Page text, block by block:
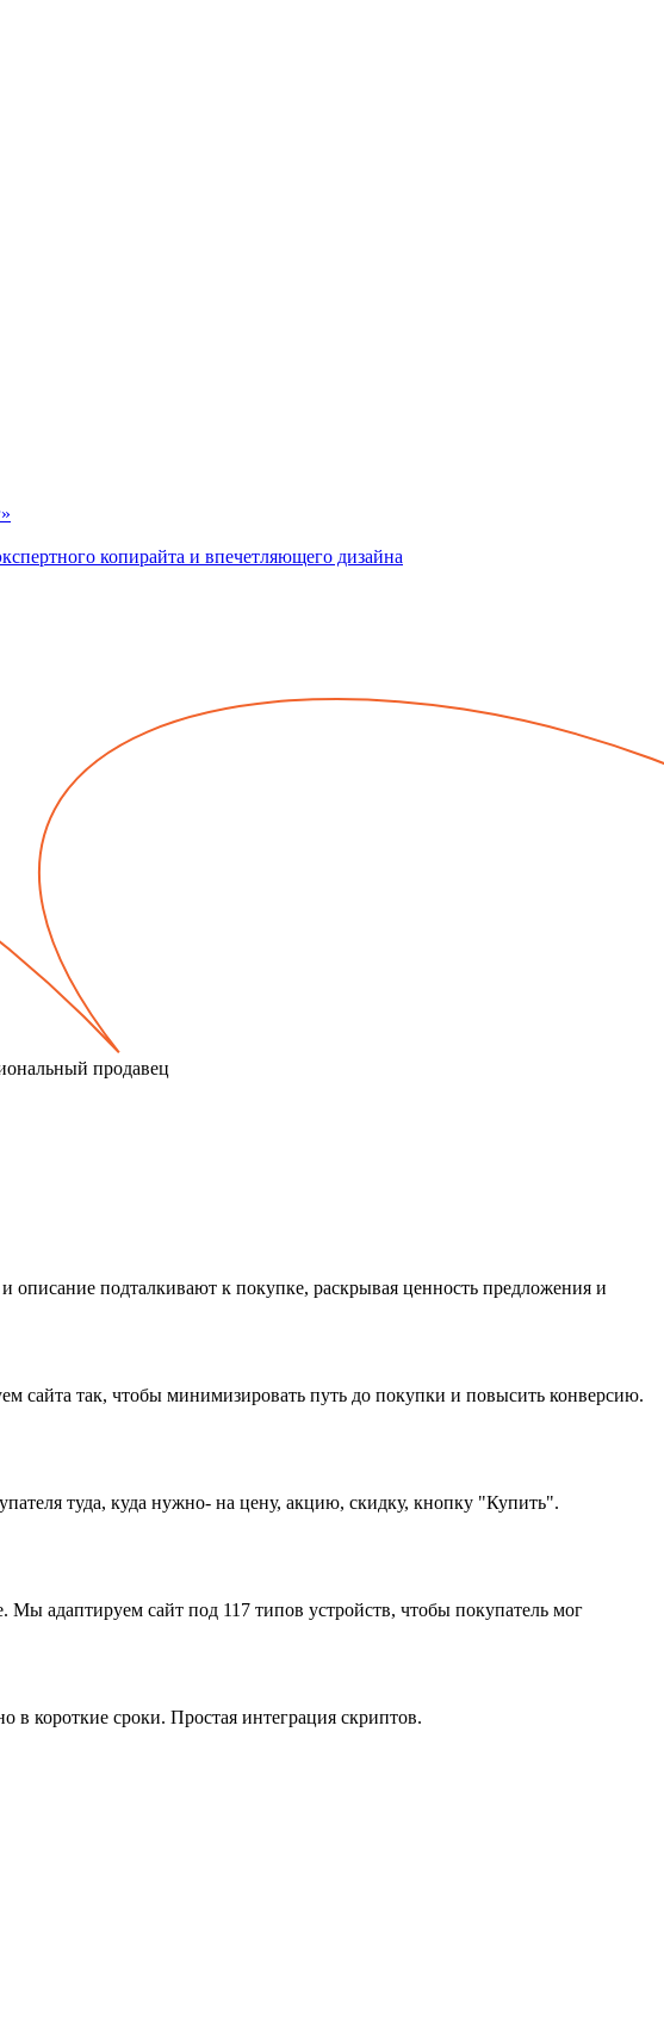
копирайта и впечетляющего дизайна
продавец
описание подталкивают к покупке, раскрывая ценность предложения и
сайта так, чтобы минимизировать путь до покупки и повысить конверсию.
туда, куда нужно- на цену, акцию, скидку, кнопку "Купить".
адаптируем сайт под 117 типов устройств, чтобы покупатель мог
в короткие сроки. Простая интеграция скриптов.